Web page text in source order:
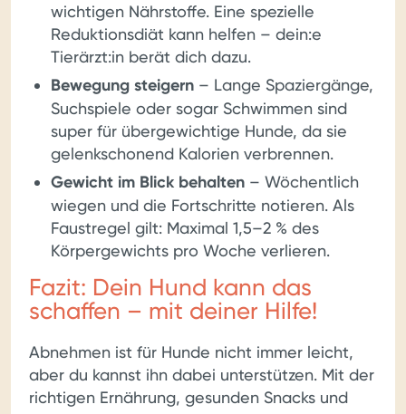
wichtigen Nährstoffe. Eine spezielle
Reduktionsdiät kann helfen – dein:e
Tierärzt:in berät dich dazu.
Bewegung steigern – Lange Spaziergänge,
Suchspiele oder sogar Schwimmen sind
super für übergewichtige Hunde, da sie
gelenkschonend Kalorien verbrennen.
Gewicht im Blick behalten – Wöchentlich
wiegen und die Fortschritte notieren. Als
Faustregel gilt: Maximal 1,5–2 % des
Körpergewichts pro Woche verlieren.
Fazit: Dein Hund kann das
schaffen – mit deiner Hilfe!
Abnehmen ist für Hunde nicht immer leicht,
aber du kannst ihn dabei unterstützen. Mit der
richtigen Ernährung, gesunden Snacks und